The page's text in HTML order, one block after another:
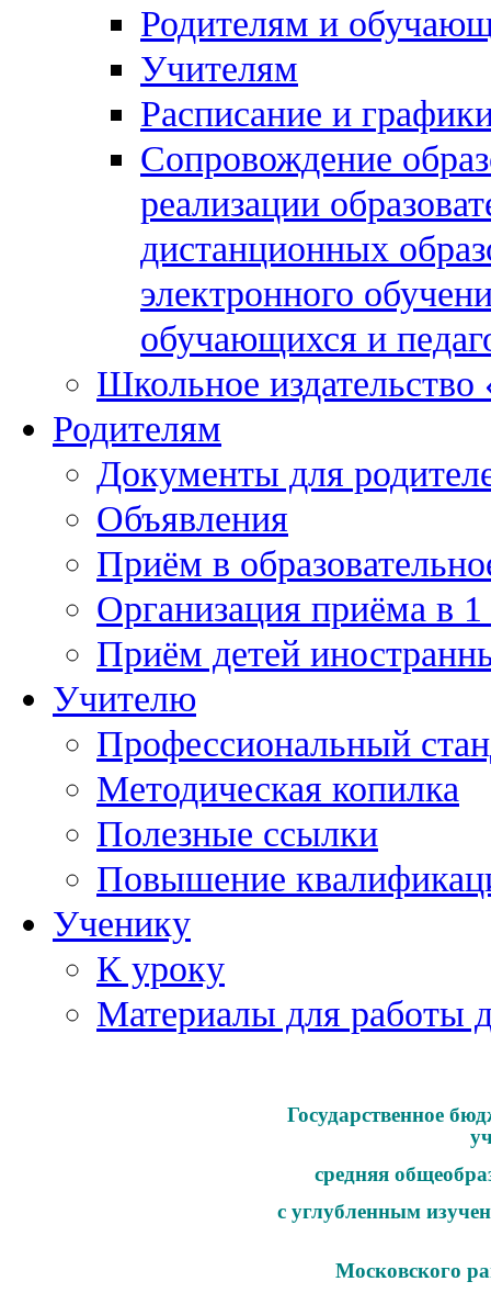
Родителям и
Учителям
Расписание и
Сопровождение
реализации
дистанционных
электронного
обучающихся и
Школьное
Родителям
Документы для
Объявления
Приём в
Организация приёма в
Приём детей
Учителю
Профессиональный
Методическая копилка
Полезные ссылки
Повышение
Ученику
К уроку
Материалы для работы
Государственное
средняя
с углубленным
Московского